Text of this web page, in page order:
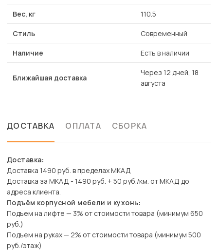
Вес, кг 110.5
Стиль Современный
Наличие Есть в наличии
Ближайшая доставка
Через 12 дней, 18
августа
ДОСТАВКА ОПЛАТА СБОРКА
Доставка:
Доставка 1490 руб. в пределах МКАД
Доставка за МКАД - 1490 руб. + 50 руб./км. от МКАД до
адреса клиента.
Подъём корпусной мебели и кухонь:
Подъем на лифте — 3% от стоимости товара (минимум 650
руб.)
Подъем на руках — 2% от стоимости товара (минимум 500
руб./этаж)